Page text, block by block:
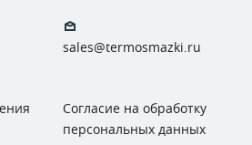
sales@termosmazki.ru
Согласие на обработку
персональных данных